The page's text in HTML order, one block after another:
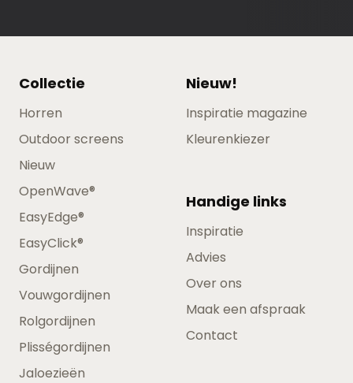
Collectie
Horren
Outdoor screens
Nieuw
OpenWave®
EasyEdge®
EasyClick®
Gordijnen
Vouwgordijnen
Rolgordijnen
Plisségordijnen
Jaloezieën
Nieuw!
Inspiratie magazine
Kleurenkiezer
Handige links
Inspiratie
Advies
Over ons
Maak een afspraak
Contact